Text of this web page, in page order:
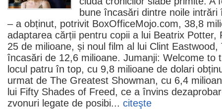
bune încasări dintre noile
– a obținut, potrivit BoxOfficeMojo.com, 38,8
adaptarea cărții pentru copii a lui Beatrix Potter,
25 de milioane, și noul film al lui Clint Eastwood,
încasări de 12,6 milioane. Jumanji: Welcome to
locul patru în top, cu 9,8 milioane de dolari
urmat de The Greatest Showman, cu 6,4
lui Fifty Shades of Freed, ce a învins
zvonuri legate de posibi... citeşte